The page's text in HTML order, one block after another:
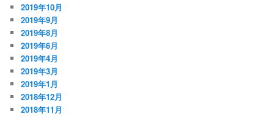
2019年10月
2019年9月
2019年8月
2019年6月
2019年4月
2019年3月
2019年1月
2018年12月
2018年11月